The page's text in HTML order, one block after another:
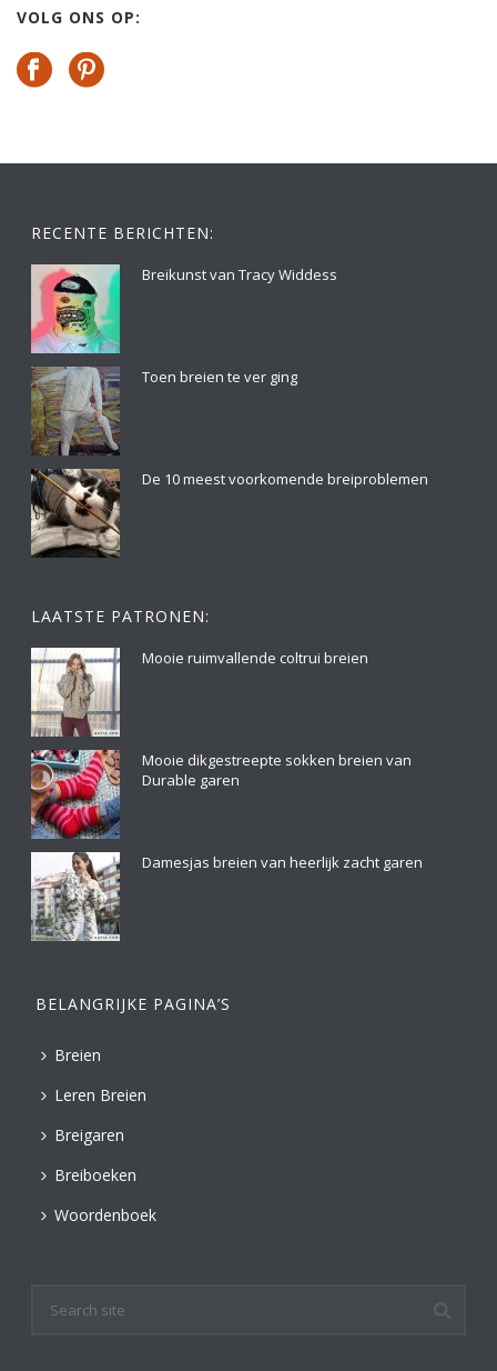
VOLG ONS OP:
RECENTE BERICHTEN:
Breikunst van Tracy Widdess
Toen breien te ver ging
De 10 meest voorkomende breiproblemen
LAATSTE PATRONEN:
Mooie ruimvallende coltrui breien
Mooie dikgestreepte sokken breien van
Durable garen
Damesjas breien van heerlijk zacht garen
BELANGRIJKE PAGINA’S
Breien
Leren Breien
Breigaren
Breiboeken
Woordenboek